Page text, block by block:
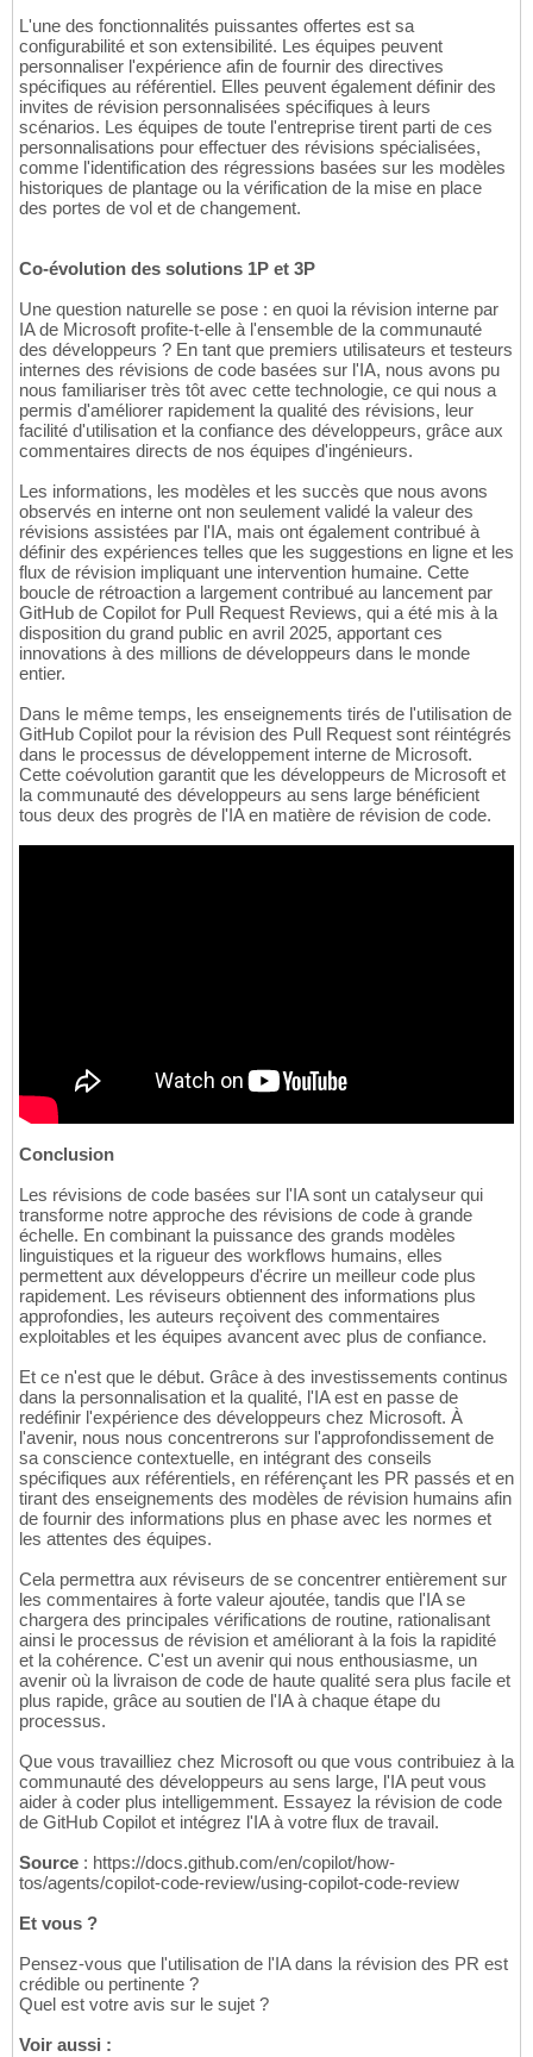
L'une des fonctionnalités puissantes offertes est sa
configurabilité et son extensibilité. Les équipes peuvent
personnaliser l'expérience afin de fournir des directives
spécifiques au référentiel. Elles peuvent également définir des
invites de révision personnalisées spécifiques à leurs
scénarios. Les équipes de toute l'entreprise tirent parti de ces
personnalisations pour effectuer des révisions spécialisées,
comme l'identification des régressions basées sur les modèles
historiques de plantage ou la vérification de la mise en place
des portes de vol et de changement.
Co-évolution des solutions 1P et 3P
Une question naturelle se pose : en quoi la révision interne par
IA de Microsoft profite-t-elle à l'ensemble de la communauté
des développeurs ? En tant que premiers utilisateurs et testeurs
internes des révisions de code basées sur l'IA, nous avons pu
nous familiariser très tôt avec cette technologie, ce qui nous a
permis d'améliorer rapidement la qualité des révisions, leur
facilité d'utilisation et la confiance des développeurs, grâce aux
commentaires directs de nos équipes d'ingénieurs.
Les informations, les modèles et les succès que nous avons
observés en interne ont non seulement validé la valeur des
révisions assistées par l'IA, mais ont également contribué à
définir des expériences telles que les suggestions en ligne et les
flux de révision impliquant une intervention humaine. Cette
boucle de rétroaction a largement contribué au lancement par
GitHub de Copilot for Pull Request Reviews, qui a été mis à la
disposition du grand public en avril 2025, apportant ces
innovations à des millions de développeurs dans le monde
entier.
Dans le même temps, les enseignements tirés de l'utilisation de
GitHub Copilot pour la révision des Pull Request sont réintégrés
dans le processus de développement interne de Microsoft.
Cette coévolution garantit que les développeurs de Microsoft et
la communauté des développeurs au sens large bénéficient
tous deux des progrès de l'IA en matière de révision de code.
Conclusion
Les révisions de code basées sur l'IA sont un catalyseur qui
transforme notre approche des révisions de code à grande
échelle. En combinant la puissance des grands modèles
linguistiques et la rigueur des workflows humains, elles
permettent aux développeurs d'écrire un meilleur code plus
rapidement. Les réviseurs obtiennent des informations plus
approfondies, les auteurs reçoivent des commentaires
exploitables et les équipes avancent avec plus de confiance.
Et ce n'est que le début. Grâce à des investissements continus
dans la personnalisation et la qualité, l'IA est en passe de
redéfinir l'expérience des développeurs chez Microsoft. À
l'avenir, nous nous concentrerons sur l'approfondissement de
sa conscience contextuelle, en intégrant des conseils
spécifiques aux référentiels, en référençant les PR passés et en
tirant des enseignements des modèles de révision humains afin
de fournir des informations plus en phase avec les normes et
les attentes des équipes.
Cela permettra aux réviseurs de se concentrer entièrement sur
les commentaires à forte valeur ajoutée, tandis que l'IA se
chargera des principales vérifications de routine, rationalisant
ainsi le processus de révision et améliorant à la fois la rapidité
et la cohérence. C'est un avenir qui nous enthousiasme, un
avenir où la livraison de code de haute qualité sera plus facile et
plus rapide, grâce au soutien de l'IA à chaque étape du
processus.
Que vous travailliez chez Microsoft ou que vous contribuiez à la
communauté des développeurs au sens large, l'IA peut vous
aider à coder plus intelligemment. Essayez la révision de code
de GitHub Copilot et intégrez l'IA à votre flux de travail.
Source : https://docs.github.com/en/copilot/how-
tos/agents/copilot-code-review/using-copilot-code-review
Et vous ?
Pensez-vous que l'utilisation de l'IA dans la révision des PR est
crédible ou pertinente ?
Quel est votre avis sur le sujet ?
Voir aussi :